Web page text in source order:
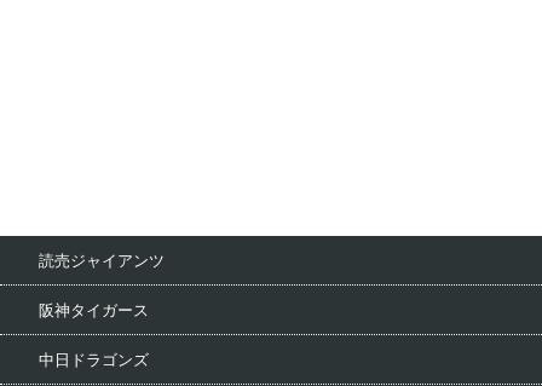
読売ジャイアンツ
阪神タイガース
中日ドラゴンズ